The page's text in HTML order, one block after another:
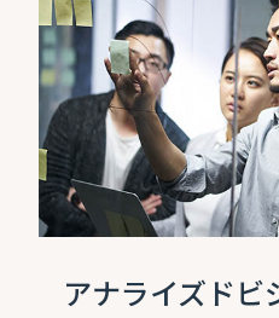
アナライズドビ